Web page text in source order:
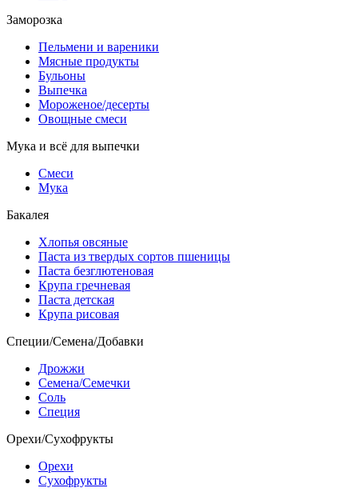
Заморозка
Пельмени и вареники
Мясные продукты
Бульоны
Выпечка
Мороженое/десерты
Овощные смеси
Мука и всё для выпечки
Смеси
Мука
Бакалея
Хлопья овсяные
Паста из твердых сортов пшеницы
Паста безглютеновая
Крупа гречневая
Паста детская
Крупа рисовая
Специи/Семена/Добавки
Дрожжи
Семена/Семечки
Соль
Специя
Орехи/Сухофрукты
Орехи
Сухофрукты